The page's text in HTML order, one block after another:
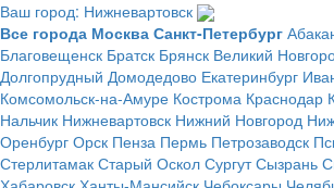
Ваш город: Нижневартовск
Все города Москва Санкт-Петербург
Благовещенск Братск Брянск Великий
Долгопрудный Домодедово Екатеринбург
Комсомольск-на-Амуре Кострома Краснодар
Нальчик Нижневартовск Нижний Новгород
Оренбург Орск Пенза Пермь Петрозаводск
Стерлитамак Старый Оскол Сургут Сызрань